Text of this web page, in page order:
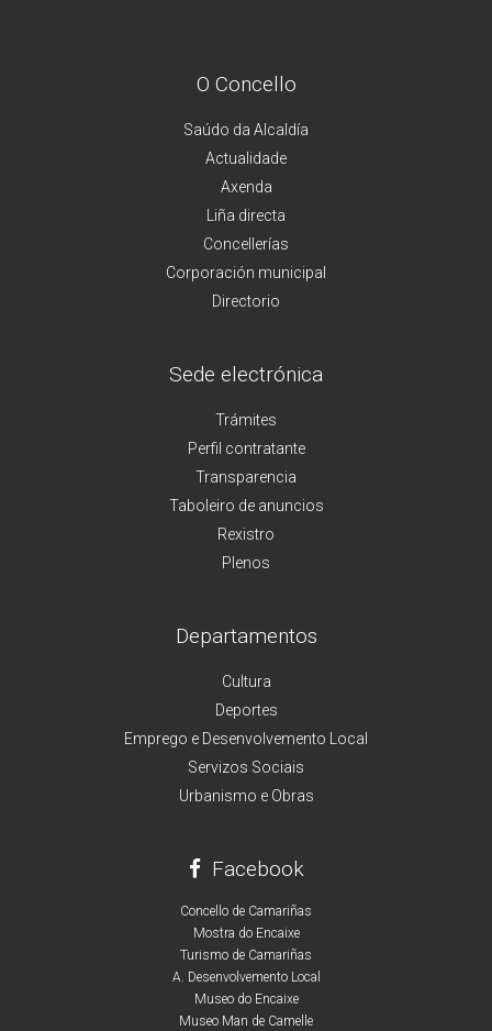
O Concello
Saúdo da Alcaldía
Actualidade
Axenda
Liña directa
Concellerías
Corporación municipal
Directorio
Sede electrónica
Trámites
Perfil contratante
Transparencia
Taboleiro de anuncios
Rexistro
Plenos
Departamentos
Cultura
Deportes
Emprego e Desenvolvemento Local
Servizos Sociais
Urbanismo e Obras
Facebook
Concello de Camariñas
Mostra do Encaixe
Turismo de Camariñas
A. Desenvolvemento Local
Museo do Encaixe
Museo Man de Camelle